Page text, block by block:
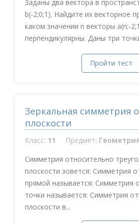
Заданы два вектора в
b(-2;0;1). Найдите их векторное
каком значении n векторы a(n;-
перпендикулярны. Даны три
Пройти тест
Зеркальная симметрия
плоскости
Класс: 11 Предмет:
Симметрия относительно
плоскости зовется: Симметрия
прямой называется: Симметрия
точки называется: Симметрия
плоскости в...